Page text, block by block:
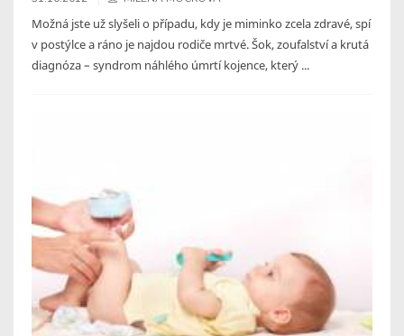
Možná jste už slyšeli o případu, kdy je miminko zcela zdravé, spí
v postýlce a ráno je najdou rodiče mrtvé. Šok, zoufalství a krutá
diagnóza – syndrom náhlého úmrtí kojence, který ...